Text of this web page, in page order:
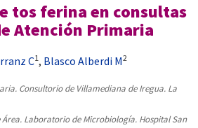
tos ferina en consultas
Atención Primaria
C1, Blasco Alberdi M2
Consultorio de Villamediana de Iregua. La
Laboratorio de Microbiología. Hospital San